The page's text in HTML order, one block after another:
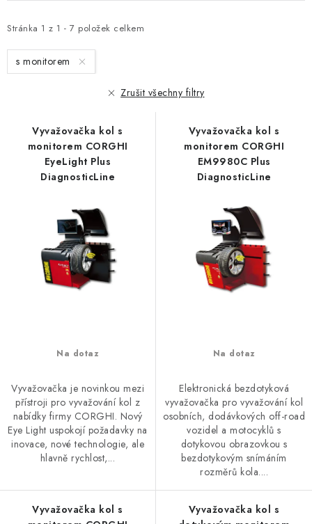
i
s
p
Stránka 1 z 1 - 7 položek celkem
e
n
í s monitorem
Zrušit všechny filtry
Vyvažovačka kol s
monitorem CORGHI
EyeLight Plus
DiagnosticLine
Na dotaz
Vyvažovačka je novinkou mezi
přístroji pro vyvažování kol z
nabídky firmy CORGHI. Nový
Eye Light uspokojí požadavky na
inovace, nové technologie, ale
hlavně rychlost,...
Vyvažovačka kol s
monitorem CORGHI
EM9980C Plus
DiagnosticLine
Na dotaz
Elektronická bezdotyková
vyvažovačka pro vyvažování kol
osobních, dodávkových off-road
vozidel a motocyklů s
dotykovou obrazovkou s
bezdotykovým snímáním
rozměrů kola....
Vyvažovačka kol s
Vyvažovačka kol s